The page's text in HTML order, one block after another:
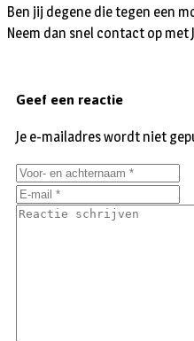
Ben jij degene die tegen een
Neem dan snel contact op met
Geef een reactie
Je e-mailadres wordt niet